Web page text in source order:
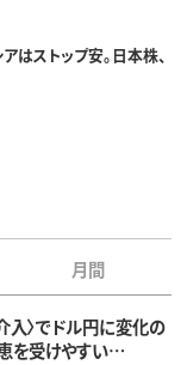
はストップ安。日本株、
月間
入〉でドル円に変化の
を受けやすい…